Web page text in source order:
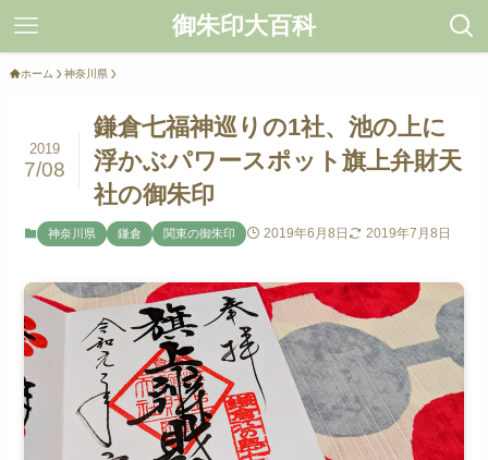
御朱印大百科
ホーム 神奈川県
鎌倉七福神巡りの1社、池の上に
浮かぶパワースポット旗上弁財天
社の御朱印
2019
7/08
神奈川県 鎌倉 関東の御朱印 2019年6月8日 2019年7月8日